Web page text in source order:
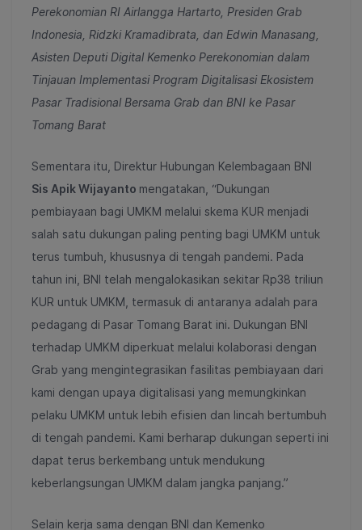
Perekonomian RI Airlangga Hartarto, Presiden Grab
Indonesia, Ridzki Kramadibrata, dan Edwin Manasang,
Asisten Deputi Digital Kemenko Perekonomian dalam
Tinjauan Implementasi Program Digitalisasi Ekosistem
Pasar Tradisional Bersama Grab dan BNI ke Pasar
Tomang Barat
Sementara itu, Direktur Hubungan Kelembagaan BNI
Sis Apik Wijayanto mengatakan, “Dukungan
pembiayaan bagi UMKM melalui skema KUR menjadi
salah satu dukungan paling penting bagi UMKM untuk
terus tumbuh, khususnya di tengah pandemi. Pada
tahun ini, BNI telah mengalokasikan sekitar Rp38 triliun
KUR untuk UMKM, termasuk di antaranya adalah para
pedagang di Pasar Tomang Barat ini. Dukungan BNI
terhadap UMKM diperkuat melalui kolaborasi dengan
Grab yang mengintegrasikan fasilitas pembiayaan dari
kami dengan upaya digitalisasi yang memungkinkan
pelaku UMKM untuk lebih efisien dan lincah bertumbuh
di tengah pandemi. Kami berharap dukungan seperti ini
dapat terus berkembang untuk mendukung
keberlangsungan UMKM dalam jangka panjang.”
Selain kerja sama dengan BNI dan Kemenko